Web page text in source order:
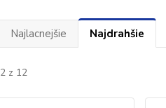
Najlacnejšie Najdrahšie
z 12